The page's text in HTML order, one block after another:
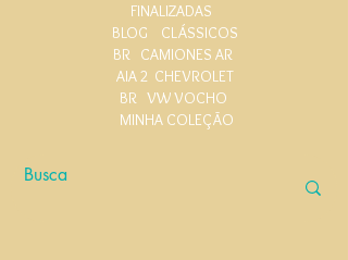
FINALIZADAS
BLOG
CLÁSSICOS
BR CAMIONES AR
AIA 2 CHEVROLET
BR VW VOCHO
MINHA COLEÇÃO